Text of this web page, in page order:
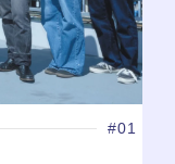
#01